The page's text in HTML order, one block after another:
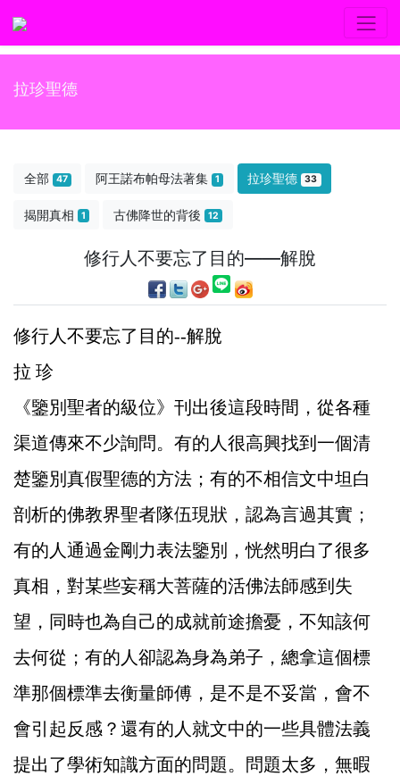
拉珍聖德
全部 47 阿王諾布帕母法著集 1 拉珍聖德 33
揭開真相 1 古佛降世的背後 12
修行人不要忘了目的——解脫
修行人不要忘了目的--解脫
拉 珍
《鑒別聖者的級位》刊出後這段時間，從各種
渠道傳來不少詢問。有的人很高興找到一個清
楚鑒別真假聖德的方法；有的不相信文中坦白
剖析的佛教界聖者隊伍現狀，認為言過其實；
有的人通過金剛力表法鑒別，恍然明白了很多
真相，對某些妄稱大菩薩的活佛法師感到失
望，同時也為自己的成就前途擔憂，不知該何
去何從；有的人卻認為身為弟子，總拿這個標
準那個標準去衡量師傅，是不是不妥當，會不
會引起反感？還有的人就文中的一些具體法義
提出了學術知識方面的問題。問題太多，無暇